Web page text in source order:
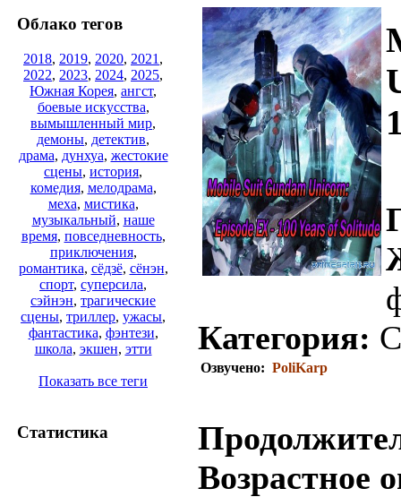
Облако тегов
2018, 2019, 2020, 2021 ,
2022, 2023, 2024, 2025,
Южная Корея, ангст,
боевые искусства,
вымышленный мир,
демоны, детектив,
драма, дунхуа, жестокие
сцены, история,
комедия, мелодрама,
меха, мистика,
музыкальный, наше
время, повседневность,
приключения,
романтика, сёдзё, сёнэн,
спорт, суперсила,
сэйнэн, трагические
сцены, триллер, ужасы,
фантастика, фэнтези,
школа, экшен, этти
Показать все теги
Статистика
Категория:
Озвучено: PoliKarp
Возрастное